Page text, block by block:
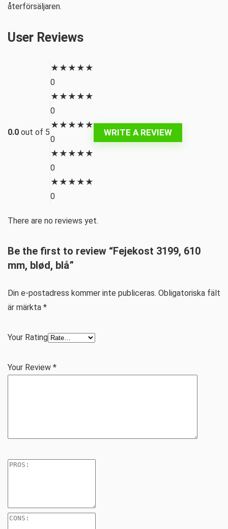
återförsäljaren.
User Reviews
0.0 out of 5
★ ★ ★ ★ ★
0
★ ★ ★ ★ ★
0
★ ★ ★ ★ ★
0
★ ★ ★ ★ ★
0
★ ★ ★ ★ ★
0
WRITE A REVIEW
There are no reviews yet.
Be the first to review “Fejekost 3199, 610
mm, blød, blå”
Din e-postadress kommer inte publiceras. Obligatoriska fält
är märkta *
Your Rating
Your Review *